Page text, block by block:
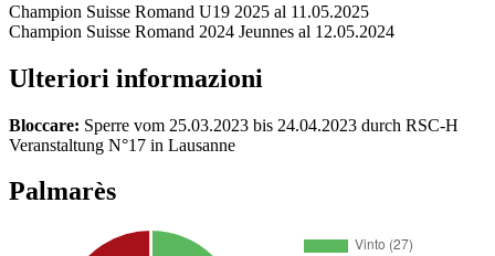
Champion Suisse Romand U19 2025 al 11.05.2025
Champion Suisse Romand 2024 Jeunnes al 12.05.2024
Ulteriori informazioni
Bloccare: Sperre vom 25.03.2023 bis 24.04.2023 durch RSC-H
Veranstaltung N°17 in Lausanne
Palmarès